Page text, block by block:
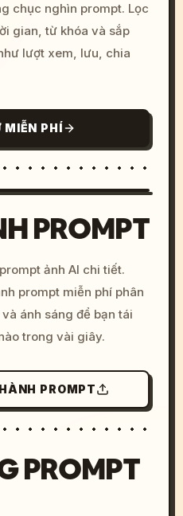
chục nghìn prompt. Lọc
gian, từ khóa và sắp
lượt xem, lưu, chia
MIỄN PHÍ
c, cyberpunk sunset, neon
colors, 8k --v 6.0
PROMPT
ảnh AI chi tiết.
prompt miễn phí phân
ánh sáng để bạn tái
trong vài giây.
PROMPT
PROMPT